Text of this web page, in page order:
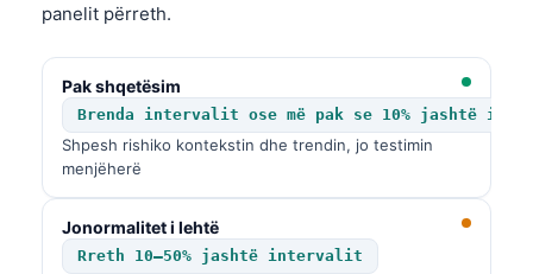
panelit përreth.
Pak shqetësim
Brenda intervalit ose më pak se 10% jashtë
Shpesh rishiko kontekstin dhe trendin, jo testimin
menjëherë
Jonormalitet i lehtë
Rreth 10–50% jashtë intervalit